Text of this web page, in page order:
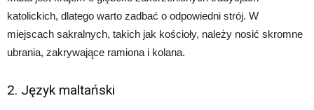
katolickich, dlatego warto zadbać o odpowiedni strój. W
miejscach sakralnych, takich jak kościoły, należy nosić skromne
ubrania, zakrywające ramiona i kolana.
2. Język maltański